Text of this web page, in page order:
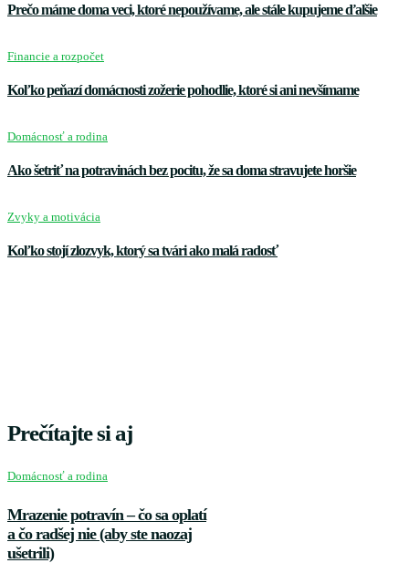
Prečo máme doma veci, ktoré nepoužívame, ale stále kupujeme ďalšie
Financie a rozpočet
Koľko peňazí domácnosti zožerie pohodlie, ktoré si ani nevšímame
Domácnosť a rodina
Ako šetriť na potravinách bez pocitu, že sa doma stravujete horšie
Zvyky a motivácia
Koľko stojí zlozvyk, ktorý sa tvári ako malá radosť
Prečítajte si aj
Domácnosť a rodina
Mrazenie potravín – čo sa oplatí
a čo radšej nie (aby ste naozaj
ušetrili)